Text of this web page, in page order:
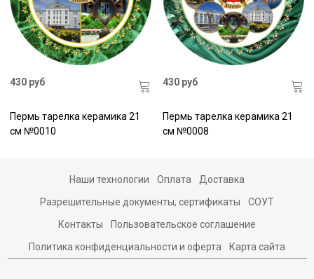
430 руб
Пермь тарелка керамика 21
см №0010
430 руб
Пермь тарелка керамика 21
см №0008
Наши технологии Оплата Доставка
Разрешительные документы, сертификаты СОУТ
Контакты Пользовательское соглашение
Политика конфиденциальности и оферта Карта сайта